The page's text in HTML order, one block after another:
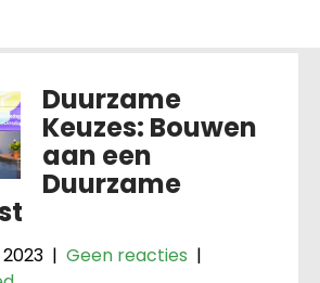
Duurzame
Keuzes: Bouwen
aan een
Duurzame
| Geen reacties |